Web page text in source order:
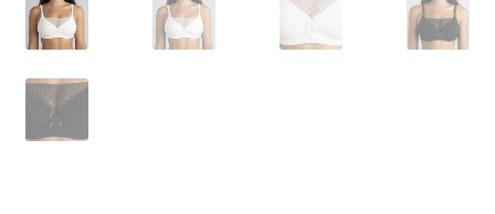
Mon compte
Nos conseillères proche de chez vous